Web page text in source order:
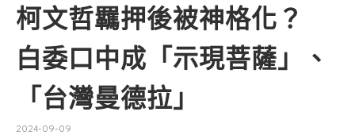
柯文哲羈押後被神格化？
白委口中成「示現菩薩」、
「台灣曼德拉」
2024-09-09